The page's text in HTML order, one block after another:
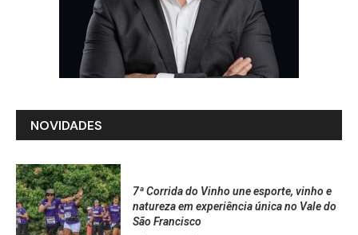
NOVIDADES
7ª Corrida do Vinho une esporte, vinho e
natureza em experiência única no Vale do
São Francisco